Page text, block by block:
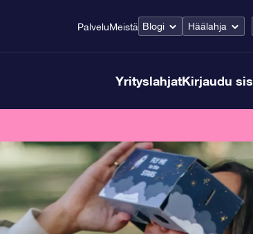
PalveluMeistä Blogi Häälahja
YrityslahjatKirjaudu